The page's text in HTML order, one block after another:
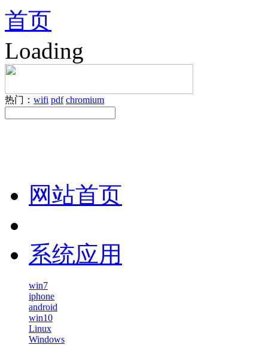
首页
Loading
热门： wifi pdf chromium
网站首页
系统应用
win7
iphone
android
win10
Linux
Windows